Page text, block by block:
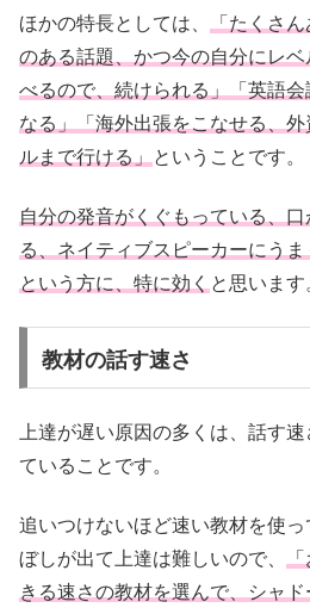
ほかの特長としては、
「たくさ
のある話題、かつ今の自分にレ
べるので、続けられる」「英語
なる」「海外出張をこなせる、
ルまで行ける」
ということです。
自分の発音がくぐもっている、
る、ネイティブスピーカーにう
という方に、特に効く と思います
教材の話す速さ
上達が遅い原因の多くは、話す
ていることです。
追いつけないほど速い教材を使
ぼしが出て上達は難しいので、 「
きる速さの教材を選んで、シャ